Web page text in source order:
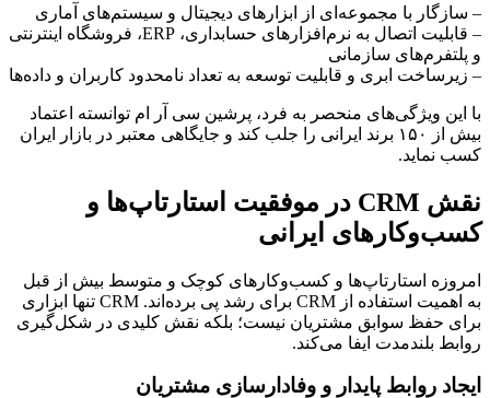
– سازگار با مجموعه‌ای از ابزارهای دیجیتال و سیستم‌های آماری
– قابلیت اتصال به نرم‌افزارهای حسابداری، ERP، فروشگاه اینترنتی
و پلتفرم‌های سازمانی
– زیرساخت ابری و قابلیت توسعه به تعداد نامحدود کاربران و داده‌ها
با این ویژگی‌های منحصر به فرد، پرشین سی آر ام توانسته اعتماد
بیش از ۱۵۰ برند ایرانی را جلب کند و جایگاهی معتبر در بازار ایران
کسب نماید.
نقش CRM در موفقیت استارتاپ‌ها و
کسب‌وکارهای ایرانی
امروزه استارتاپ‌ها و کسب‌وکارهای کوچک و متوسط بیش از قبل
به اهمیت استفاده از CRM برای رشد پی برده‌اند. CRM تنها ابزاری
برای حفظ سوابق مشتریان نیست؛ بلکه نقش کلیدی در شکل‌گیری
روابط بلندمدت ایفا می‌کند.
ایجاد روابط پایدار و وفادارسازی مشتریان